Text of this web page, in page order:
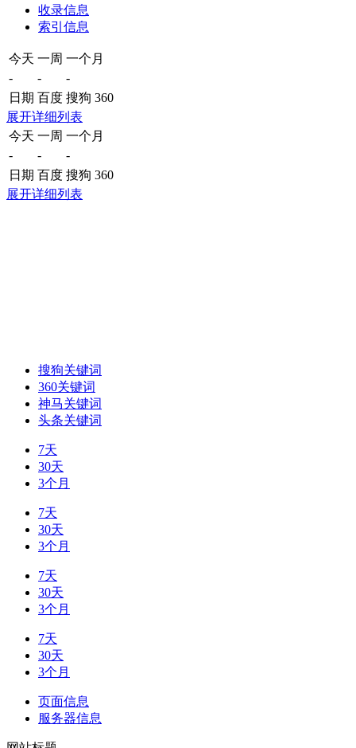
收录信息
索引信息
今天 一周 一个月
-
-
-
日期 百度 搜狗 360
展开详细列表
今天 一周 一个月
-
-
-
日期 百度 搜狗 360
展开详细列表
搜狗关键词
360关键词
神马关键词
头条关键词
7天
30天
3个月
7天
30天
3个月
7天
30天
3个月
7天
30天
3个月
页面信息
服务器信息